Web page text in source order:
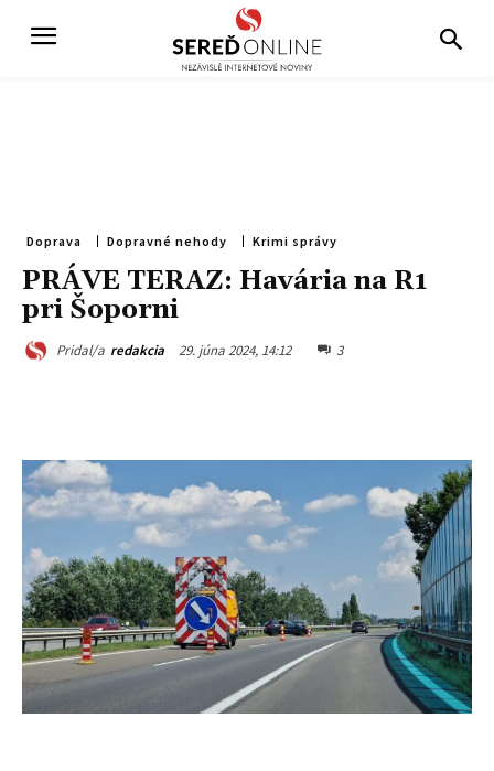
Doprava Dopravné nehody Krimi správy
PRÁVE TERAZ: Havária na R1
pri Šoporni
Pridal/a redakcia 29. júna 2024, 14:12 3